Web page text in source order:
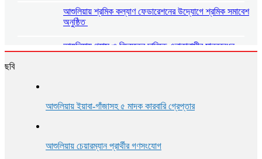
আশুলিয়ায় শ্রমিক কল্যাণ ফেডারেশনের উদ্যোগে শ্রমিক সমাবেশ
অনুষ্ঠিত
আশুলিয়ায় গ্যাস ও বিদ্যুতের দাবিতে এলাকাবাসীর মানববন্ধন
আশুলিয়ায় শিল্প প্রতিষ্ঠানে নিরবিচ্ছিন্ন গ্যাস ও বিদ্যুৎ সরবরাহের
ছবি
আশুলিয়ায় ইয়াবা-গাঁজাসহ ৫ মাদক কারবারি গ্রেপ্তার
আশুলিয়ায় চেয়ারম্যান প্রার্থীর গণসংযোগ